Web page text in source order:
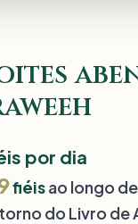
por dia
fiéisao longo
do Livro de